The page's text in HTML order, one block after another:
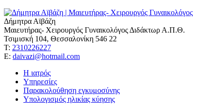
Δήμητρα Αϊβάζη
Μαιευτήρας- Χειρουργός Γυναικολόγος Διδάκτωρ Α.Π.Θ.
Τσιμισκή 104, Θεσσαλονίκη 546 22
Τ: 2310226227
Ε: daivazi@hotmail.com
Η ιατρός
Υπηρεσίες
Παρακολούθηση εγκυμοσύνης
Υπολογισμός ηλικίας κύησης